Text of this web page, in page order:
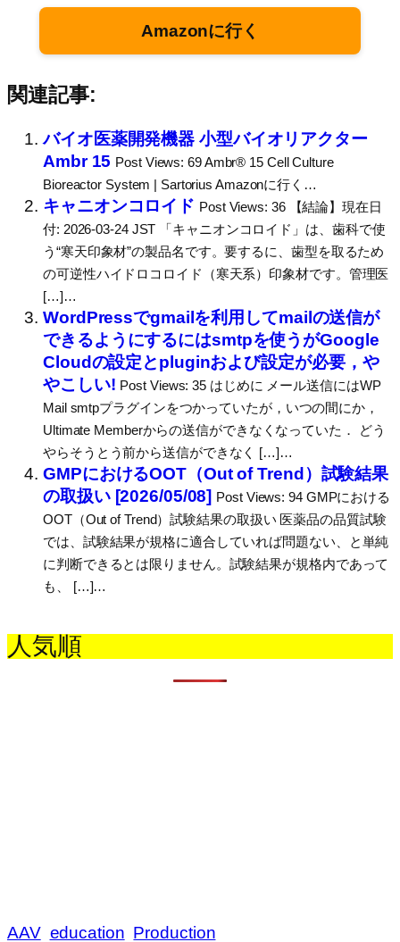
Amazonに行く
関連記事:
バイオ医薬開発機器 小型バイオリアクター
Ambr 15 Post Views: 69 Ambr® 15 Cell Culture
Bioreactor System | Sartorius Amazonに行く…
キャニオンコロイド Post Views: 36 【結論】現在日
付: 2026-03-24 JST 「キャニオンコロイド」は、歯科で使
う“寒天印象材”の製品名です。要するに、歯型を取るため
の可逆性ハイドロコロイド（寒天系）印象材です。管理医
[…]…
WordPressでgmailを利用してmailの送信が
できるようにするにはsmtpを使うがGoogle
Cloudの設定とpluginおよび設定が必要，や
やこしい! Post Views: 35 はじめに メール送信にはWP
Mail smtpプラグインをつかっていたが，いつの間にか，
Ultimate Memberからの送信ができなくなっていた． どう
やらそうとう前から送信ができなく […]…
GMPにおけるOOT（Out of Trend）試験結果
の取扱い [2026/05/08] Post Views: 94 GMPにおける
OOT（Out of Trend）試験結果の取扱い 医薬品の品質試験
では、試験結果が規格に適合していれば問題ない、と単純
に判断できるとは限りません。試験結果が規格内であって
も、 […]…
人気順
AAV education Production